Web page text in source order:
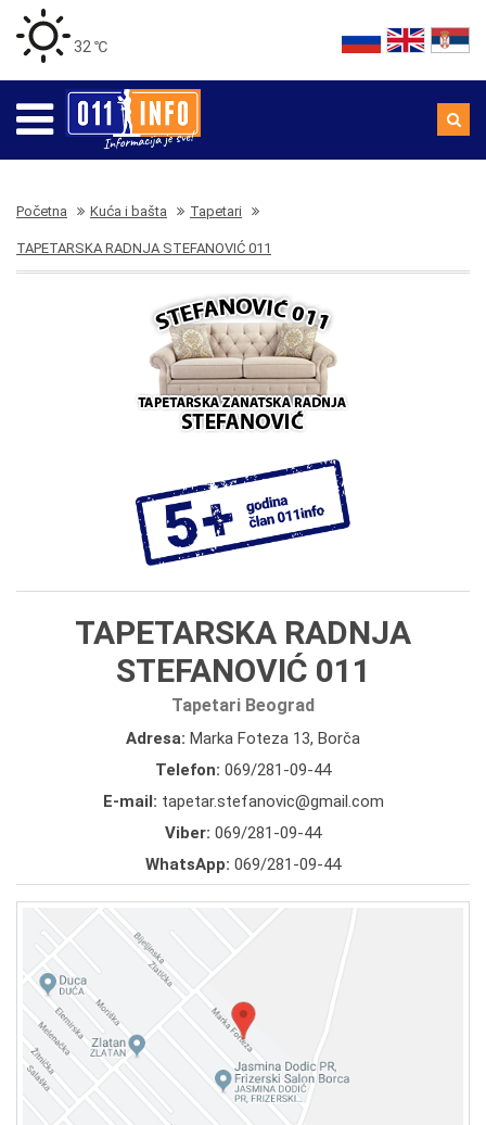
32 ℃
Početna Kuća i bašta Tapetari
TAPETARSKA RADNJA STEFANOVIĆ 011
TAPETARSKA RADNJA
STEFANOVIĆ 011
Tapetari Beograd
Adresa: Marka Foteza 13, Borča
Telefon: 069/281-09-44
E-mail: tapetar.stefanovic@gmail.com
Viber: 069/281-09-44
WhatsApp: 069/281-09-44